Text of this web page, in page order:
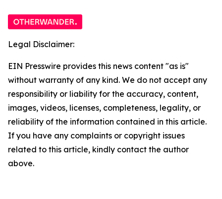
Legal Disclaimer:
EIN Presswire provides this news content "as is"
without warranty of any kind. We do not accept any
responsibility or liability for the accuracy, content,
images, videos, licenses, completeness, legality, or
reliability of the information contained in this article.
If you have any complaints or copyright issues
related to this article, kindly contact the author
above.